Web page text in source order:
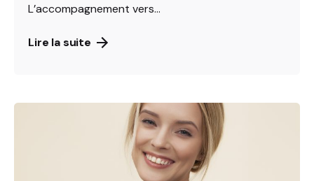
L’accompagnement vers...
Lire la suite